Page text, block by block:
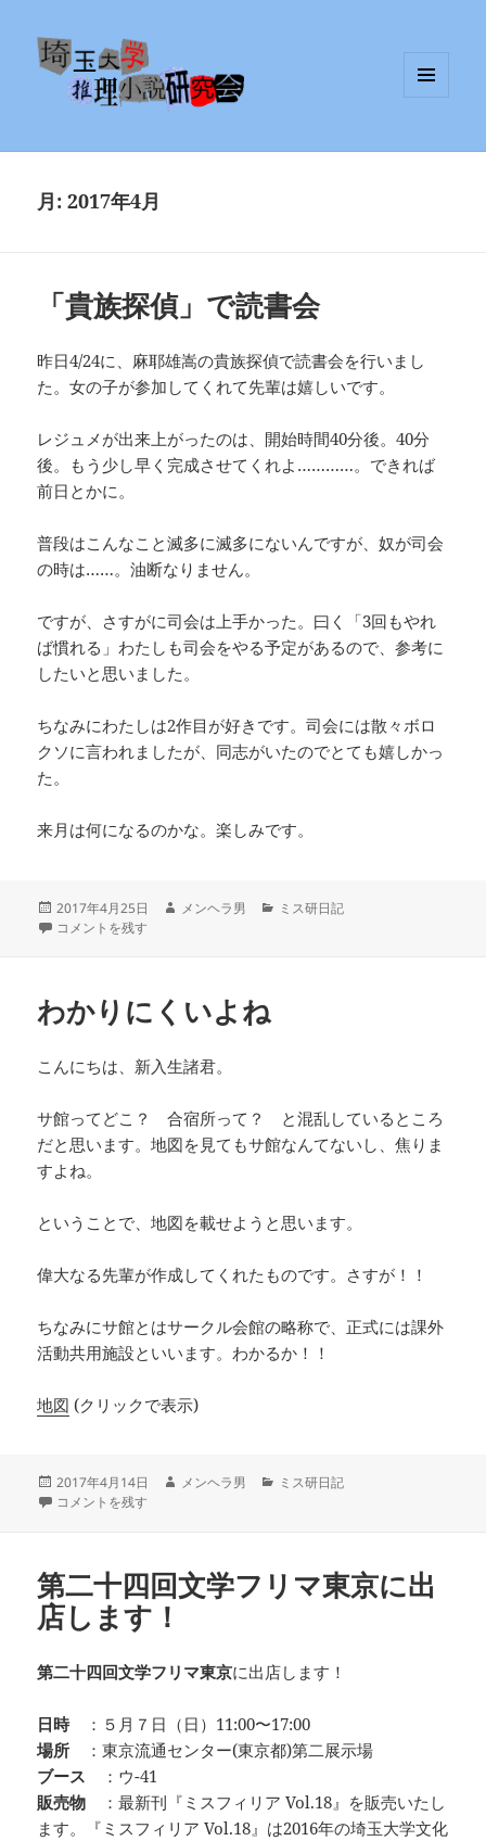
月:2017年4月
「貴族探偵」で読書会
昨日4/24に、麻耶雄嵩の貴族探偵で読書会を行いまし
た。女の子が参加してくれて先輩は嬉しいです。
レジュメが出来上がったのは、開始時間40分後。40分
後。もう少し早く完成させてくれよ…………。できれば
前日とかに。
普段はこんなこと滅多に滅多にないんですが、奴が司会
の時は……。油断なりません。
ですが、さすがに司会は上手かった。曰く「3回もやれ
ば慣れる」わたしも司会をやる予定があるので、参考に
したいと思いました。
ちなみにわたしは2作目が好きです。司会には散々ボロ
クソに言われましたが、同志がいたのでとても嬉しかっ
た。
来月は何になるのかな。楽しみです。
投
稿
2017年4月25日
作
メンヘラ男
カ
ミス研日記
「貴族探偵」で読書会 に
コメントを残す
わかりにくいよね
こんにちは、新入生諸君。
サ館ってどこ？ 合宿所って？ と混乱しているところ
だと思います。地図を見てもサ館なんてないし、焦りま
すよね。
ということで、地図を載せようと思います。
偉大なる先輩が作成してくれたものです。さすが！！
ちなみにサ館とはサークル会館の略称で、正式には課外
活動共用施設といいます。わかるか！！
地図 (クリックで表示)
投
稿
2017年4月14日
作
メンヘラ男
カ
ミス研日記
わかりにくいよね に
コメントを残す
第二十四回文学フリマ東京に出
店します！
第二十四回文学フリマ東京に出店します！
日時：５月７日（日）11:00〜17:00
場所 ：東京流通センター(東京都)第二展示場
ブース ：ウ-41
販売物 ：最新刊『ミスフィリア Vol.18』を販売いたし
ます。『ミスフィリア Vol.18』は2016年の埼玉大学文化